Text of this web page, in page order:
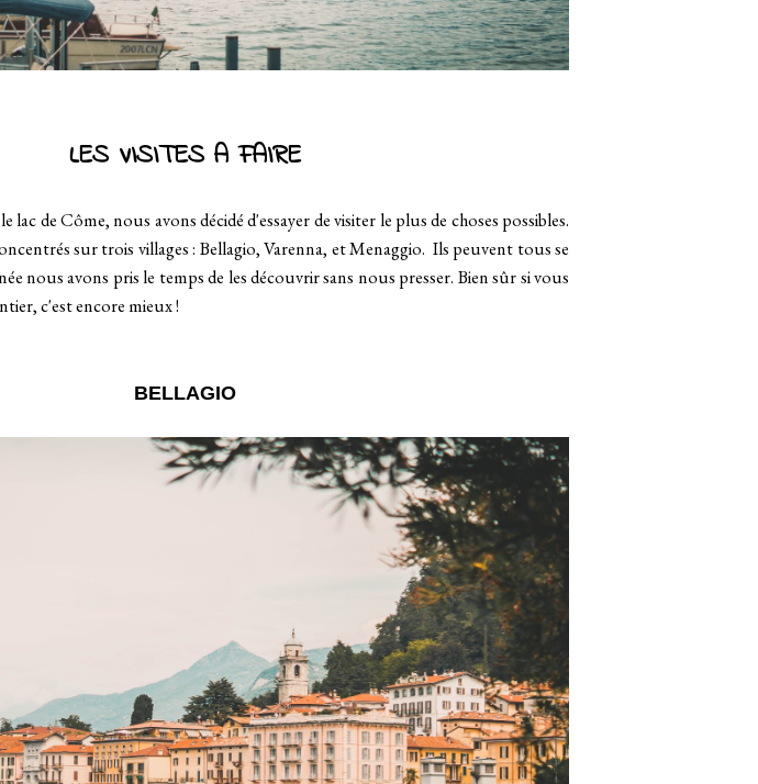
LES VISITES A FAIRE
de Côme, nous avons décidé d'essayer de visiter le plus de choses possibles.
sur trois villages : Bellagio, Varenna, et Menaggio. Ils peuvent tous se
nous avons pris le temps de les découvrir sans nous presser. Bien sûr si vous
c'est encore mieux !
BELLAGIO